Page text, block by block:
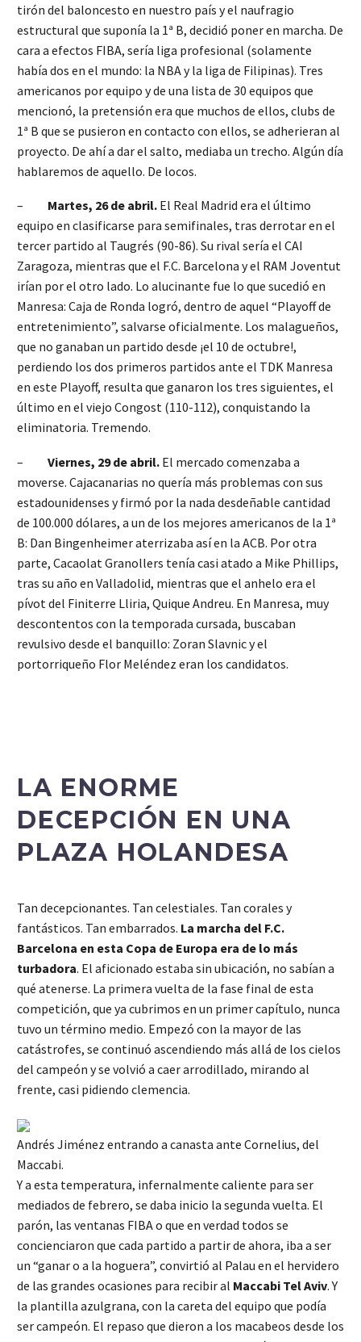
tirón del baloncesto en nuestro país y el naufragio
estructural que suponía la 1ª B, decidió poner en marcha. De
cara a efectos FIBA, sería liga profesional (solamente
había dos en el mundo: la NBA y la liga de Filipinas). Tres
americanos por equipo y de una lista de 30 equipos que
mencionó, la pretensión era que muchos de ellos, clubs de
1ª B que se pusieron en contacto con ellos, se adherieran al
proyecto. De ahí a dar el salto, mediaba un trecho. Algún día
hablaremos de aquello. De locos.
– Martes, 26 de abril. El Real Madrid era el último
equipo en clasificarse para semifinales, tras derrotar en el
tercer partido al Taugrés (90-86). Su rival sería el CAI
Zaragoza, mientras que el F.C. Barcelona y el RAM Joventut
irían por el otro lado. Lo alucinante fue lo que sucedió en
Manresa: Caja de Ronda logró, dentro de aquel “Playoff de
entretenimiento”, salvarse oficialmente. Los malagueños,
que no ganaban un partido desde ¡el 10 de octubre!,
perdiendo los dos primeros partidos ante el TDK Manresa
en este Playoff, resulta que ganaron los tres siguientes, el
último en el viejo Congost (110-112), conquistando la
eliminatoria. Tremendo.
– Viernes, 29 de abril. El mercado comenzaba a
moverse. Cajacanarias no quería más problemas con sus
estadounidenses y firmó por la nada desdeñable cantidad
de 100.000 dólares, a un de los mejores americanos de la 1ª
B: Dan Bingenheimer aterrizaba así en la ACB. Por otra
parte, Cacaolat Granollers tenía casi atado a Mike Phillips,
tras su año en Valladolid, mientras que el anhelo era el
pívot del Finiterre Lliria, Quique Andreu. En Manresa, muy
descontentos con la temporada cursada, buscaban
revulsivo desde el banquillo: Zoran Slavnic y el
portorriqueño Flor Meléndez eran los candidatos.
LA ENORME
DECEPCIÓN EN UNA
PLAZA HOLANDESA
Tan decepcionantes. Tan celestiales. Tan corales y
fantásticos. Tan embarrados. La marcha del F.C.
Barcelona en esta Copa de Europa era de lo más
turbadora. El aficionado estaba sin ubicación, no sabían a
qué atenerse. La primera vuelta de la fase final de esta
competición, que ya cubrimos en un primer capítulo, nunca
tuvo un término medio. Empezó con la mayor de las
catástrofes, se continuó ascendiendo más allá de los cielos
del campeón y se volvió a caer arrodillado, mirando al
frente, casi pidiendo clemencia.
Andrés Jiménez entrando a canasta ante Cornelius, del
Maccabi.
Y a esta temperatura, infernalmente caliente para ser
mediados de febrero, se daba inicio la segunda vuelta. El
parón, las ventanas FIBA o que en verdad todos se
concienciaron que cada partido a partir de ahora, iba a ser
un “ganar o a la hoguera”, convirtió al Palau en el hervidero
de las grandes ocasiones para recibir al Maccabi Tel Aviv. Y
la plantilla azulgrana, con la careta del equipo que podía
ser campeón. El repaso que dieron a los macabeos desde los